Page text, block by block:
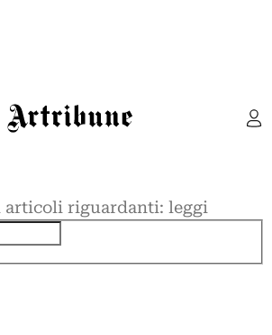
Artribune
articoli riguardanti: leggi